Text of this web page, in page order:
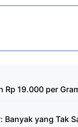
Rp 19.000 per
yang Tak